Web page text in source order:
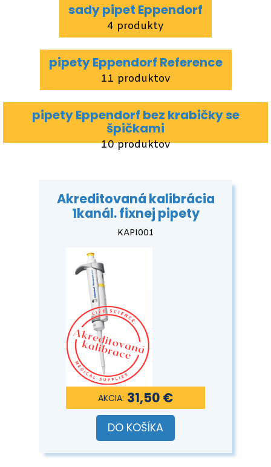
sady pipet Eppendorf
4 produkty
pipety Eppendorf Reference
11 produktov
pipety Eppendorf bez krabičky se
špičkami
10 produktov
Akreditovaná kalibrácia
1kanál. fixnej pipety
KAPI001
31,50 €
DO KOŠÍKA